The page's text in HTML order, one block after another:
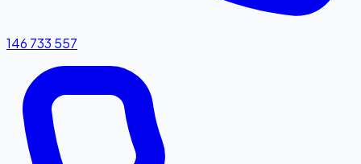
146 733 557